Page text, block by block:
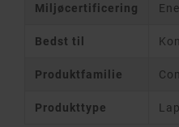
Miljøcertificering
Bedst til
Produktfamilie
Produkttype